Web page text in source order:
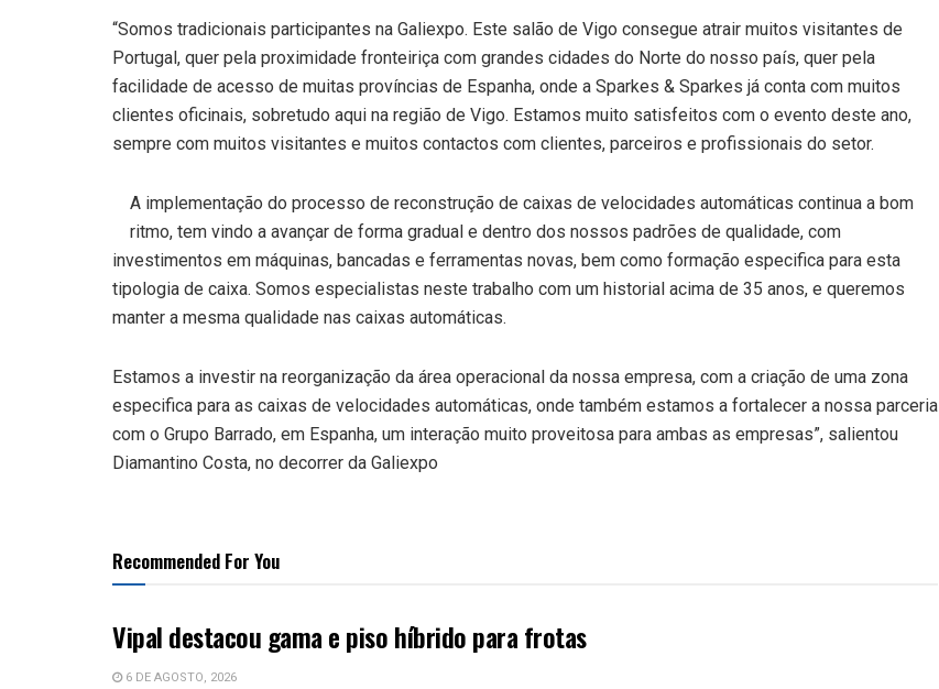
“Somos tradicionais participantes na Galiexpo. Este salão de Vigo consegue atrair muitos visitantes de
Portugal, quer pela proximidade fronteiriça com grandes cidades do Norte do nosso país, quer pela
facilidade de acesso de muitas províncias de Espanha, onde a Sparkes & Sparkes já conta com muitos
clientes oficinais, sobretudo aqui na região de Vigo. Estamos muito satisfeitos com o evento deste ano,
sempre com muitos visitantes e muitos contactos com clientes, parceiros e profissionais do setor.
A implementação do processo de reconstrução de caixas de velocidades automáticas continua a bom
ritmo, tem vindo a avançar de forma gradual e dentro dos nossos padrões de qualidade, com
investimentos em máquinas, bancadas e ferramentas novas, bem como formação especifica para esta
tipologia de caixa. Somos especialistas neste trabalho com um historial acima de 35 anos, e queremos
manter a mesma qualidade nas caixas automáticas.
Estamos a investir na reorganização da área operacional da nossa empresa, com a criação de uma zona
especifica para as caixas de velocidades automáticas, onde também estamos a fortalecer a nossa parceria
com o Grupo Barrado, em Espanha, um interação muito proveitosa para ambas as empresas”, salientou
Diamantino Costa, no decorrer da Galiexpo
Recommended For You
Vipal destacou gama e piso híbrido para frotas
6 DE AGOSTO, 2026